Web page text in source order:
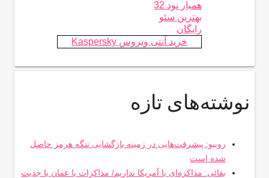
همیار نود 32
بهترین سئو
رایگان
خرید آنتی ویروس Kaspersky
نوشته‌های تازه
روبیو: پیشرفت‌هایی در زمینه بازگشایی تنگه هرمز حاصل
شده است
بقائی: مذاکره‌ای با آمریکا نداریم/ مذاکرات با عمان با جدیت